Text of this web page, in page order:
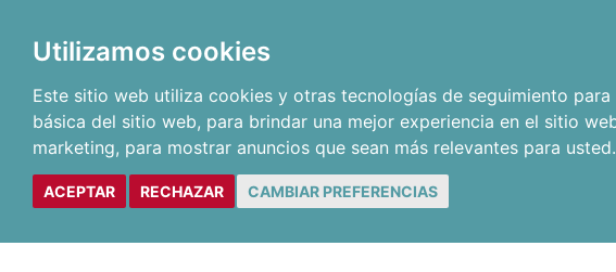
Utilizamos cookies
Este sitio web utiliza cookies y otras tecnologías de seguimiento
básica del sitio web, para brindar una mejor experiencia en el sitio
marketing, para mostrar anuncios que sean más relevantes para usted.
ACEPTAR RECHAZAR CAMBIAR PREFERENCIAS